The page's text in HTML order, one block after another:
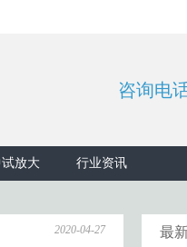
咨询电
放大 行业资讯
2020-04-27 最